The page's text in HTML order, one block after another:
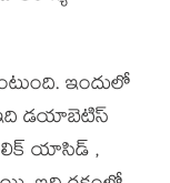
ఇందులో
డయాబెటిస్
యాసిడ్ ,